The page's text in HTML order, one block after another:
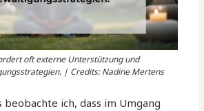
oft externe Unterstützung und
| Credits: Nadine Mertens
ich, dass im Umgang